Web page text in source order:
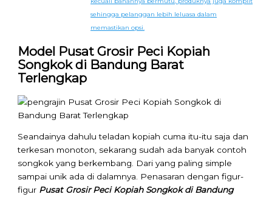
sehingga pelanggan lebih leluasa dalam
memastikan opsi.
Model Pusat Grosir Peci Kopiah
Songkok di Bandung Barat
Terlengkap
Seandainya dahulu teladan kopiah cuma itu-itu saja dan
terkesan monoton, sekarang sudah ada banyak contoh
songkok yang berkembang. Dari yang paling simple
sampai unik ada di dalamnya. Penasaran dengan figur-
figur Pusat Grosir Peci Kopiah Songkok di Bandung